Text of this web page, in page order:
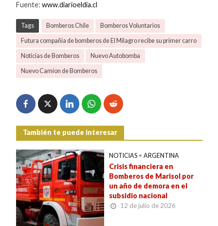
Fuente: www.diarioeldia.cl
Tags Bomberos Chile Bomberos Voluntarios
Futura compañia de bomberos de El Milagro recibe su primer carro
Noticias de Bomberos Nuevo Autobomba
Nuevo Camion de Bomberos
También te puede interesar
NOTICIAS • ARGENTINA
Crisis financiera en
Bomberos de Marisol por
un año de demora en el
subsidio nacional
12 de julio de 2026